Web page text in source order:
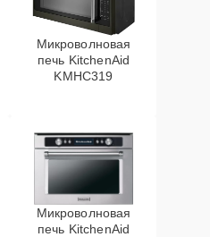
Микроволновая
печь KitchenAid
KMHC319
Микроволновая
печь KitchenAid